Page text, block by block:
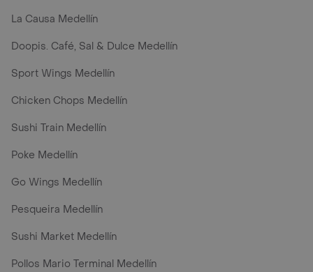
La Causa Medellín
Doopis. Café, Sal & Dulce Medellín
Sport Wings Medellín
Chicken Chops Medellín
Sushi Train Medellín
Poke Medellín
Go Wings Medellín
Pesqueira Medellín
Sushi Market Medellín
Pollos Mario Terminal Medellín